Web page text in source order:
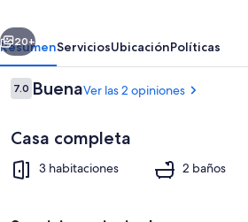
tub.
Swimming
Pool,
&
Sauna
Siguiente
20+
ResumenServiciosUbicaciónPolíticas
Opiniones
7.07.0 de 10,
BuenaVer las 2 opiniones
Casa completa
3 habitaciones 2 baños